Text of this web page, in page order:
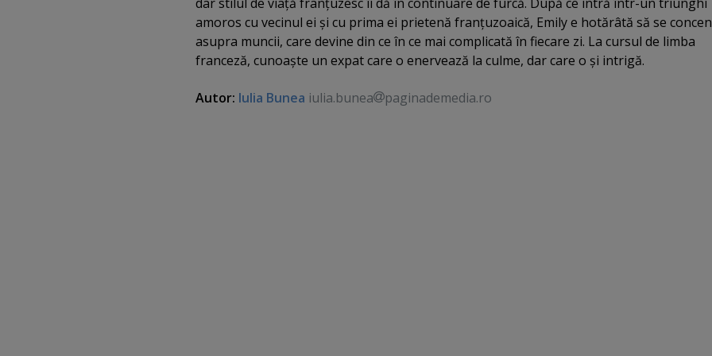
amoros cu vecinul ei şi cu prima ei prietenă franţuzoaică, Emily e hotărâtă să se
asupra muncii, care devine din ce în ce mai complicată în fiecare zi. La cursul de limba
franceză, cunoaşte un expat care o enervează la culme, dar care o şi intrigă.
Autor: Iulia Bunea iulia.bunea paginademedia.ro